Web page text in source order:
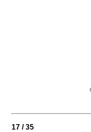
17 / 35